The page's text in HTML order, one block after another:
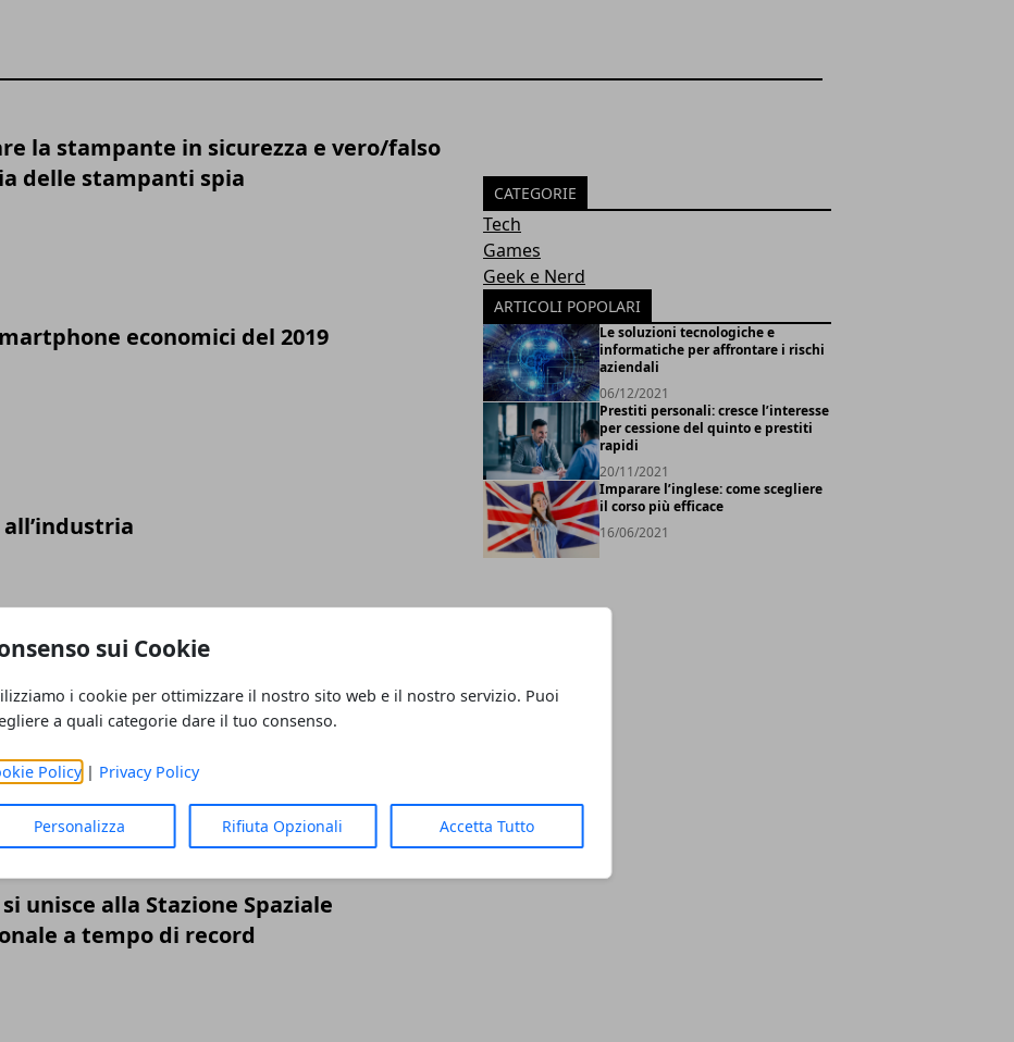
sui Cookie
i cookie per ottimizzare il nostro sito web e il nostro servizio. Puoi
a quali categorie dare il tuo consenso.
Policy| Privacy Policy
Personalizza Rifiuta Opzionali Accetta Tutto
la stampante in sicurezza e vero/falso
delle stampanti spia
economici del 2019
Google disponibile su Android TV
si unisce alla Stazione Spaziale
a tempo di record
CATEGORIE
Tech
Games
Geek e Nerd
ARTICOLI POPOLARI
Le soluzioni tecnologiche e
informatiche per affrontare i rischi
aziendali
06/12/2021
Prestiti personali: cresce l’interesse
per cessione del quinto e prestiti
rapidi
20/11/2021
Imparare l’inglese: come scegliere
il corso più efficace
16/06/2021